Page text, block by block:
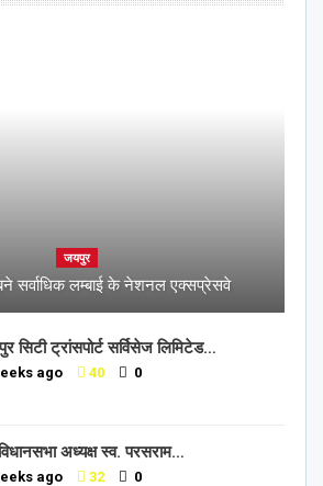
जयपुर
सर्वाधिक लम्बाई के नेशनल एक्सप्रेसवे
सिटी ट्रांसपोर्ट सर्विसेज लिमिटेड…
ago 40 0
विधानसभा अध्यक्ष स्व. परसराम…
ago 32 0